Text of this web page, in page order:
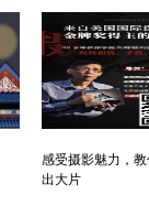
感受摄影魅力，
出大片